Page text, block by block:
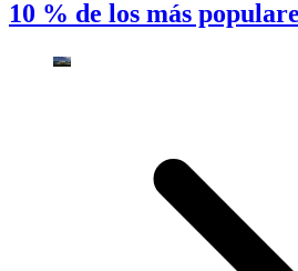
10 % de los más